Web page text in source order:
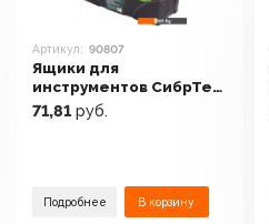
Артикул: 90807
Ящики для
инструментов СибрТех
90807
71,81 руб.
Подробнее В корзину